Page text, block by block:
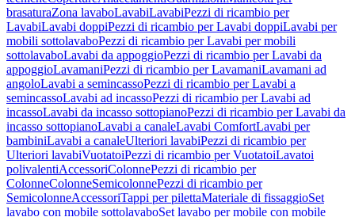
brasaturaZona lavaboLavabiLavabiPezzi di ricambio per
LavabiLavabi doppiPezzi di ricambio per Lavabi doppiLavabi per
mobili sottolavaboPezzi di ricambio per Lavabi per mobili
sottolavaboLavabi da appoggioPezzi di ricambio per Lavabi da
appoggioLavamaniPezzi di ricambio per LavamaniLavamani ad
angoloLavabi a semincassoPezzi di ricambio per Lavabi a
semincassoLavabi ad incassoPezzi di ricambio per Lavabi ad
incassoLavabi da incasso sottopianoPezzi di ricambio per Lavabi da
incasso sottopianoLavabi a canaleLavabi ComfortLavabi per
bambiniLavabi a canaleUlteriori lavabiPezzi di ricambio per
Ulteriori lavabiVuotatoiPezzi di ricambio per VuotatoiLavatoi
polivalentiAccessoriColonnePezzi di ricambio per
ColonneColonneSemicolonnePezzi di ricambio per
SemicolonneAccessoriTappi per pilettaMateriale di fissaggioSet
lavabo con mobile sottolavaboSet lavabo per mobile con mobile